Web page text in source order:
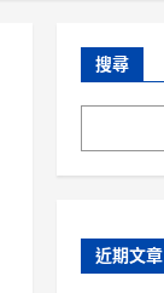
搜尋
近期文章